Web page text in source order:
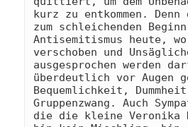
kurz zu entkommen.
zum schleichenden
Antisemitismus heute,
verschoben und
ausgesprochen werden
überdeutlich vor Augen
Bequemlichkeit,
Gruppenzwang. Auch
die die kleine Veronika